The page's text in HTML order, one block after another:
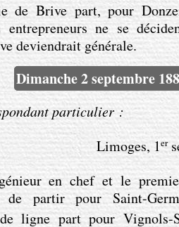
de Brive part, pour
ne se
Dimanche 2 septembre
particulier :
Limoges, 1er
en chef et le
de partir pour Saint-
ligne part pour Vignols-